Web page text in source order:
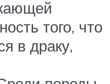
того, что
в драку,